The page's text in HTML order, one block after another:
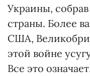
Украины,
страны. Более
США,
этой войне
Все это